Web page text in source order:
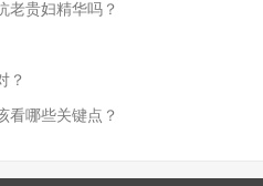
老贵妇精华吗？
？
看哪些关键点？